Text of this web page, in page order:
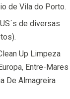
de Vila do Porto.
de diversas
Up Limpeza
Entre-Mares
De Almagreira